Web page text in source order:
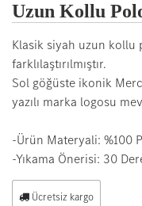
Uzun Kollu
Klasik siyah uzun kollu
farklılaştırılmıştır.
Sol göğüste ikonik
yazılı marka logosu
-Ürün Materyali: %100
-Yıkama Önerisi: 30
Ücretsiz kargo